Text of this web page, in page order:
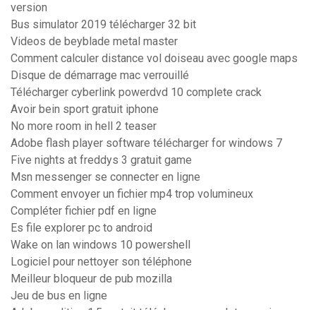
version
Bus simulator 2019 télécharger 32 bit
Videos de beyblade metal master
Comment calculer distance vol doiseau avec google maps
Disque de démarrage mac verrouillé
Télécharger cyberlink powerdvd 10 complete crack
Avoir bein sport gratuit iphone
No more room in hell 2 teaser
Adobe flash player software télécharger for windows 7
Five nights at freddys 3 gratuit game
Msn messenger se connecter en ligne
Comment envoyer un fichier mp4 trop volumineux
Compléter fichier pdf en ligne
Es file explorer pc to android
Wake on lan windows 10 powershell
Logiciel pour nettoyer son téléphone
Meilleur bloqueur de pub mozilla
Jeu de bus en ligne